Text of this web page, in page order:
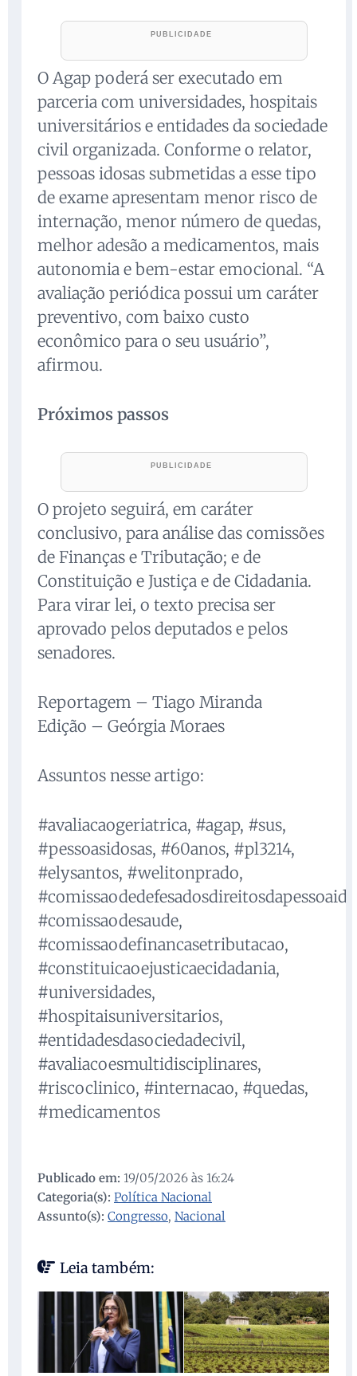
O Agap poderá ser executado em
parceria com universidades, hospitais
universitários e entidades da sociedade
civil organizada. Conforme o relator,
pessoas idosas submetidas a esse tipo
de exame apresentam menor risco de
internação, menor número de quedas,
melhor adesão a medicamentos, mais
autonomia e bem-estar emocional. “A
avaliação periódica possui um caráter
preventivo, com baixo custo
econômico para o seu usuário”,
afirmou.
Próximos passos
O projeto seguirá, em caráter
conclusivo, para análise das comissões
de Finanças e Tributação; e de
Constituição e Justiça e de Cidadania.
Para virar lei, o texto precisa ser
aprovado pelos deputados e pelos
senadores.
Reportagem – Tiago Miranda
Edição – Geórgia Moraes
Assuntos nesse artigo:
#avaliacaogeriatrica, #agap, #sus,
#pessoasidosas, #60anos, #pl3214,
#elysantos, #welitonprado,
#comissaodesaude,
#comissaodefinancasetributacao,
#constituicaoejusticaecidadania,
#universidades,
#hospitaisuniversitarios,
#entidadesdasociedadecivil,
#avaliacoesmultidisciplinares,
#riscoclinico, #internacao, #quedas,
#medicamentos
Publicado em: 19/05/2026 às 16:24
Categoria(s): Política Nacional
Assunto(s): Congresso, Nacional
Leia também: